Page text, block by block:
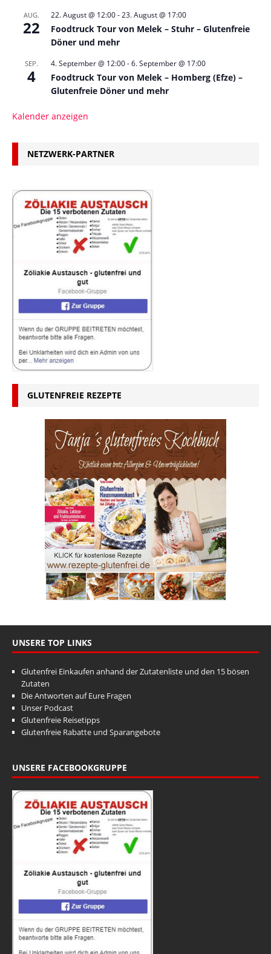
AUG.
22
22. August @ 12:00-23. August @ 17:00
Foodtruck Tour von Melek – Stuhr – Glutenfreie
Döner und mehr
SEP.
4
4. September @ 12:00-6. September @ 17:00
Foodtruck Tour von Melek – Homberg (Efze) –
Glutenfreie Döner und mehr
Kalender anzeigen
NETZWERK-PARTNER
GLUTENFREIE REZEPTE
UNSERE TOP LINKS
Glutenfrei Einkaufen anhand der Zutatenliste und den 15 bösen
Zutaten
Die Antworten auf Eure Fragen
Unser Podcast
Glutenfreie Reisetipps
Glutenfreie Rabatte und Sparangebote
UNSERE FACEBOOKGRUPPE